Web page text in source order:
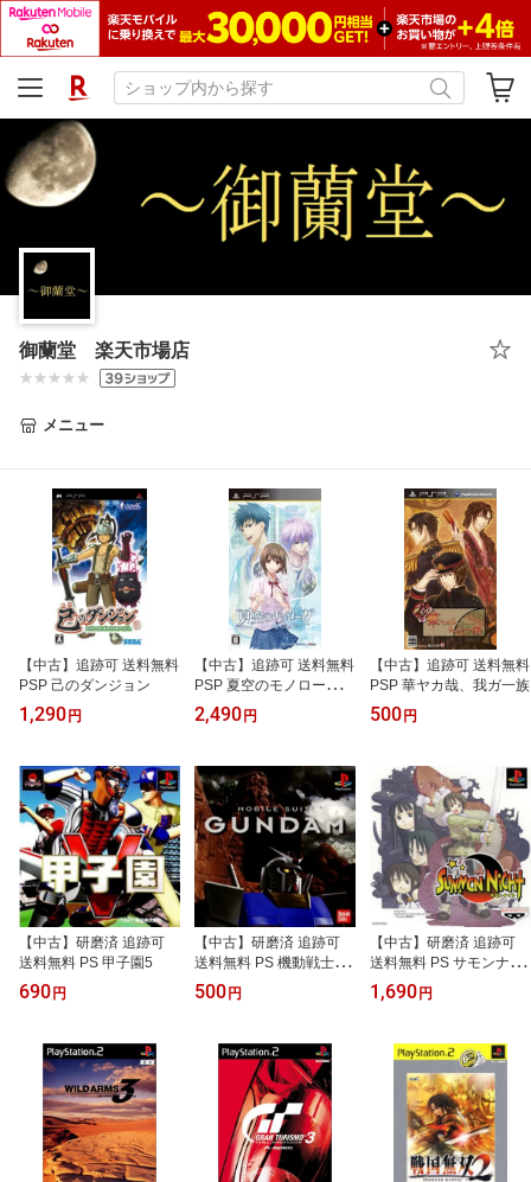
御蘭堂 楽天市場店
メニュー
【中古】追跡可 送料無料
PSP 己のダンジョン
1,290 円
【中古】追跡可 送料無料
PSP 夏空のモノローグ P
ortable
2,490 円
【中古】追跡可 送料無料
PSP 華ヤカ哉、我ガ一族
500 円
【中古】研磨済 追跡可
送料無料 PS 甲子園5
690 円
【中古】研磨済 追跡可
送料無料 PS 機動戦士ガ
ンダム
500 円
【中古】研磨済 追跡可
送料無料 PS サモンナイ
ト
1,690 円